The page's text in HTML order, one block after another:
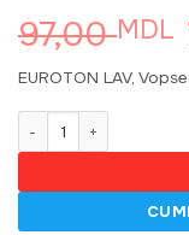
97,00MDL
EUROTON LAV,